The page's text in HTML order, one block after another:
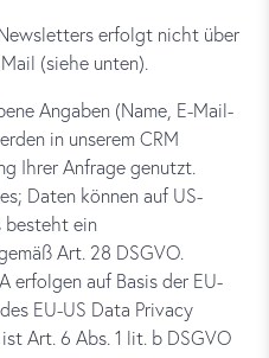
erfolgt nicht über
(siehe unten).
Angaben (Name, E-Mail-
in unserem CRM
Ihrer Anfrage genutzt.
Daten können auf US-
besteht ein
Art. 28 DSGVO.
erfolgen auf Basis der EU-
EU-US Data Privacy
Art. 6 Abs. 1 lit. b DSGVO